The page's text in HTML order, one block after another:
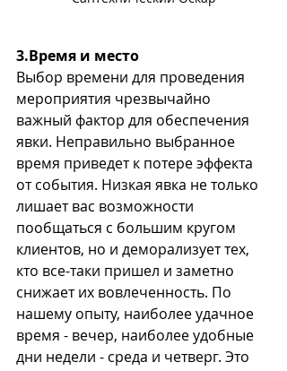
3.Время и место
Выбор времени для проведения
мероприятия чрезвычайно
важный фактор для обеспечения
явки. Неправильно выбранное
время приведет к потере эффекта
от события. Низкая явка не только
лишает вас возможности
пообщаться с большим кругом
клиентов, но и деморализует тех,
кто все-таки пришел и заметно
снижает их вовлеченность. По
нашему опыту, наиболее удачное
время - вечер, наиболее удобные
дни недели - среда и четверг. Это